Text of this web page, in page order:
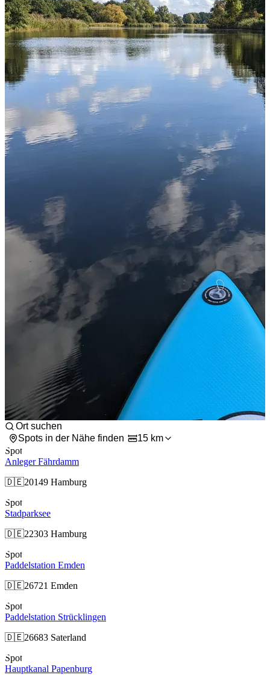
Spots in der Nähe finden
15 km
Spot
Anleger Fährdamm
🇩🇪20149 Hamburg
Spot
Stadparksee
🇩🇪22303 Hamburg
Spot
Paddelstation Emden
🇩🇪26721 Emden
Spot
Paddelstation Strücklingen
🇩🇪26683 Saterland
Spot
Hauptkanal Papenburg